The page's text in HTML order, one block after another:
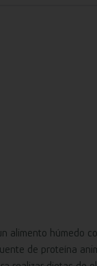
alimento húmedo
de proteína